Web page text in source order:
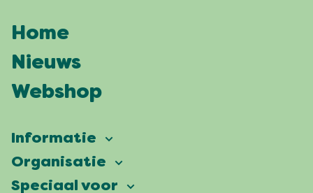
Home
Nieuws
Webshop
Informatie
Vierdaagsefeesten
Veelgestelde vragen
Organisatie
Onze ambitie
Speciaal voor